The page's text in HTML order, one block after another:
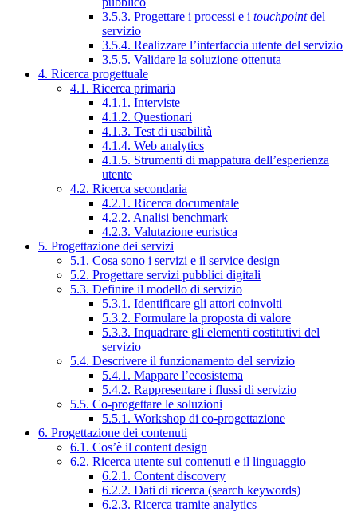
3.5.3. Progettare i processi e i touchpointdel
servizio
3.5.4. Realizzare l’interfaccia utente del servizio
3.5.5. Validare la soluzione ottenuta
4. Ricerca progettuale
4.1. Ricerca primaria
4.1.1. Interviste
4.1.2. Questionari
4.1.3. Test di usabilità
4.1.4. Web analytics
4.1.5. Strumenti di mappatura dell’esperienza
utente
4.2. Ricerca secondaria
4.2.1. Ricerca documentale
4.2.2. Analisi benchmark
4.2.3. Valutazione euristica
5. Progettazione dei servizi
5.1. Cosa sono i servizi e il service design
5.2. Progettare servizi pubblici digitali
5.3. Definire il modello di servizio
5.3.1. Identificare gli attori coinvolti
5.3.2. Formulare la proposta di valore
5.3.3. Inquadrare gli elementi costitutivi del
servizio
5.4. Descrivere il funzionamento del servizio
5.4.1. Mappare l’ecosistema
5.4.2. Rappresentare i flussi di servizio
5.5. Co-progettare le soluzioni
5.5.1. Workshop di co-progettazione
6. Progettazione dei contenuti
6.1. Cos’è il content design
6.2. Ricerca utente sui contenuti e il linguaggio
6.2.1. Content discovery
6.2.2. Dati di ricerca (search keywords)
6.2.3. Ricerca tramite analytics